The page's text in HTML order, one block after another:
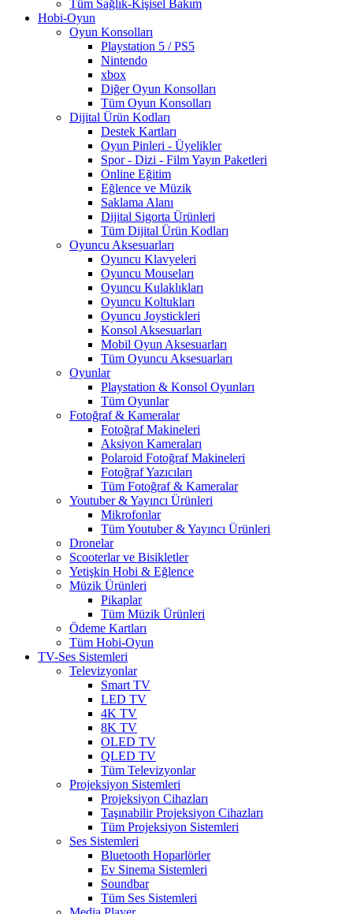
Tüm Sağlık-Kişisel Bakım
Hobi-Oyun
Oyun Konsolları
Playstation 5 / PS5
Nintendo
xbox
Diğer Oyun Konsolları
Tüm Oyun Konsolları
Dijital Ürün Kodları
Destek Kartları
Oyun Pinleri - Üyelikler
Spor - Dizi - Film Yayın Paketleri
Online Eğitim
Eğlence ve Müzik
Saklama Alanı
Dijital Sigorta Ürünleri
Tüm Dijital Ürün Kodları
Oyuncu Aksesuarları
Oyuncu Klavyeleri
Oyuncu Mouseları
Oyuncu Kulaklıkları
Oyuncu Koltukları
Oyuncu Joystickleri
Konsol Aksesuarları
Mobil Oyun Aksesuarları
Tüm Oyuncu Aksesuarları
Oyunlar
Playstation & Konsol Oyunları
Tüm Oyunlar
Fotoğraf & Kameralar
Fotoğraf Makineleri
Aksiyon Kameraları
Polaroid Fotoğraf Makineleri
Fotoğraf Yazıcıları
Tüm Fotoğraf & Kameralar
Youtuber & Yayıncı Ürünleri
Mikrofonlar
Tüm Youtuber & Yayıncı Ürünleri
Dronelar
Scooterlar ve Bisikletler
Yetişkin Hobi & Eğlence
Müzik Ürünleri
Pikaplar
Tüm Müzik Ürünleri
Ödeme Kartları
Tüm Hobi-Oyun
TV-Ses Sistemleri
Televizyonlar
Smart TV
LED TV
4K TV
8K TV
OLED TV
QLED TV
Tüm Televizyonlar
Projeksiyon Sistemleri
Projeksiyon Cihazları
Taşınabilir Projeksiyon Cihazları
Tüm Projeksiyon Sistemleri
Ses Sistemleri
Bluetooth Hoparlörler
Ev Sinema Sistemleri
Soundbar
Tüm Ses Sistemleri